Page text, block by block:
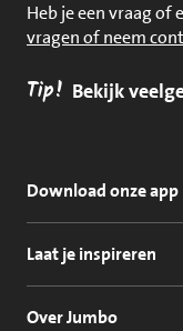
Heb je een vraag of
vragen of neem
Tip! Bekijk
Download onze app
Laat je inspireren
Over Jumbo